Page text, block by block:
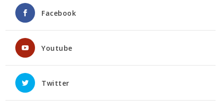
Facebook
Youtube
Twitter